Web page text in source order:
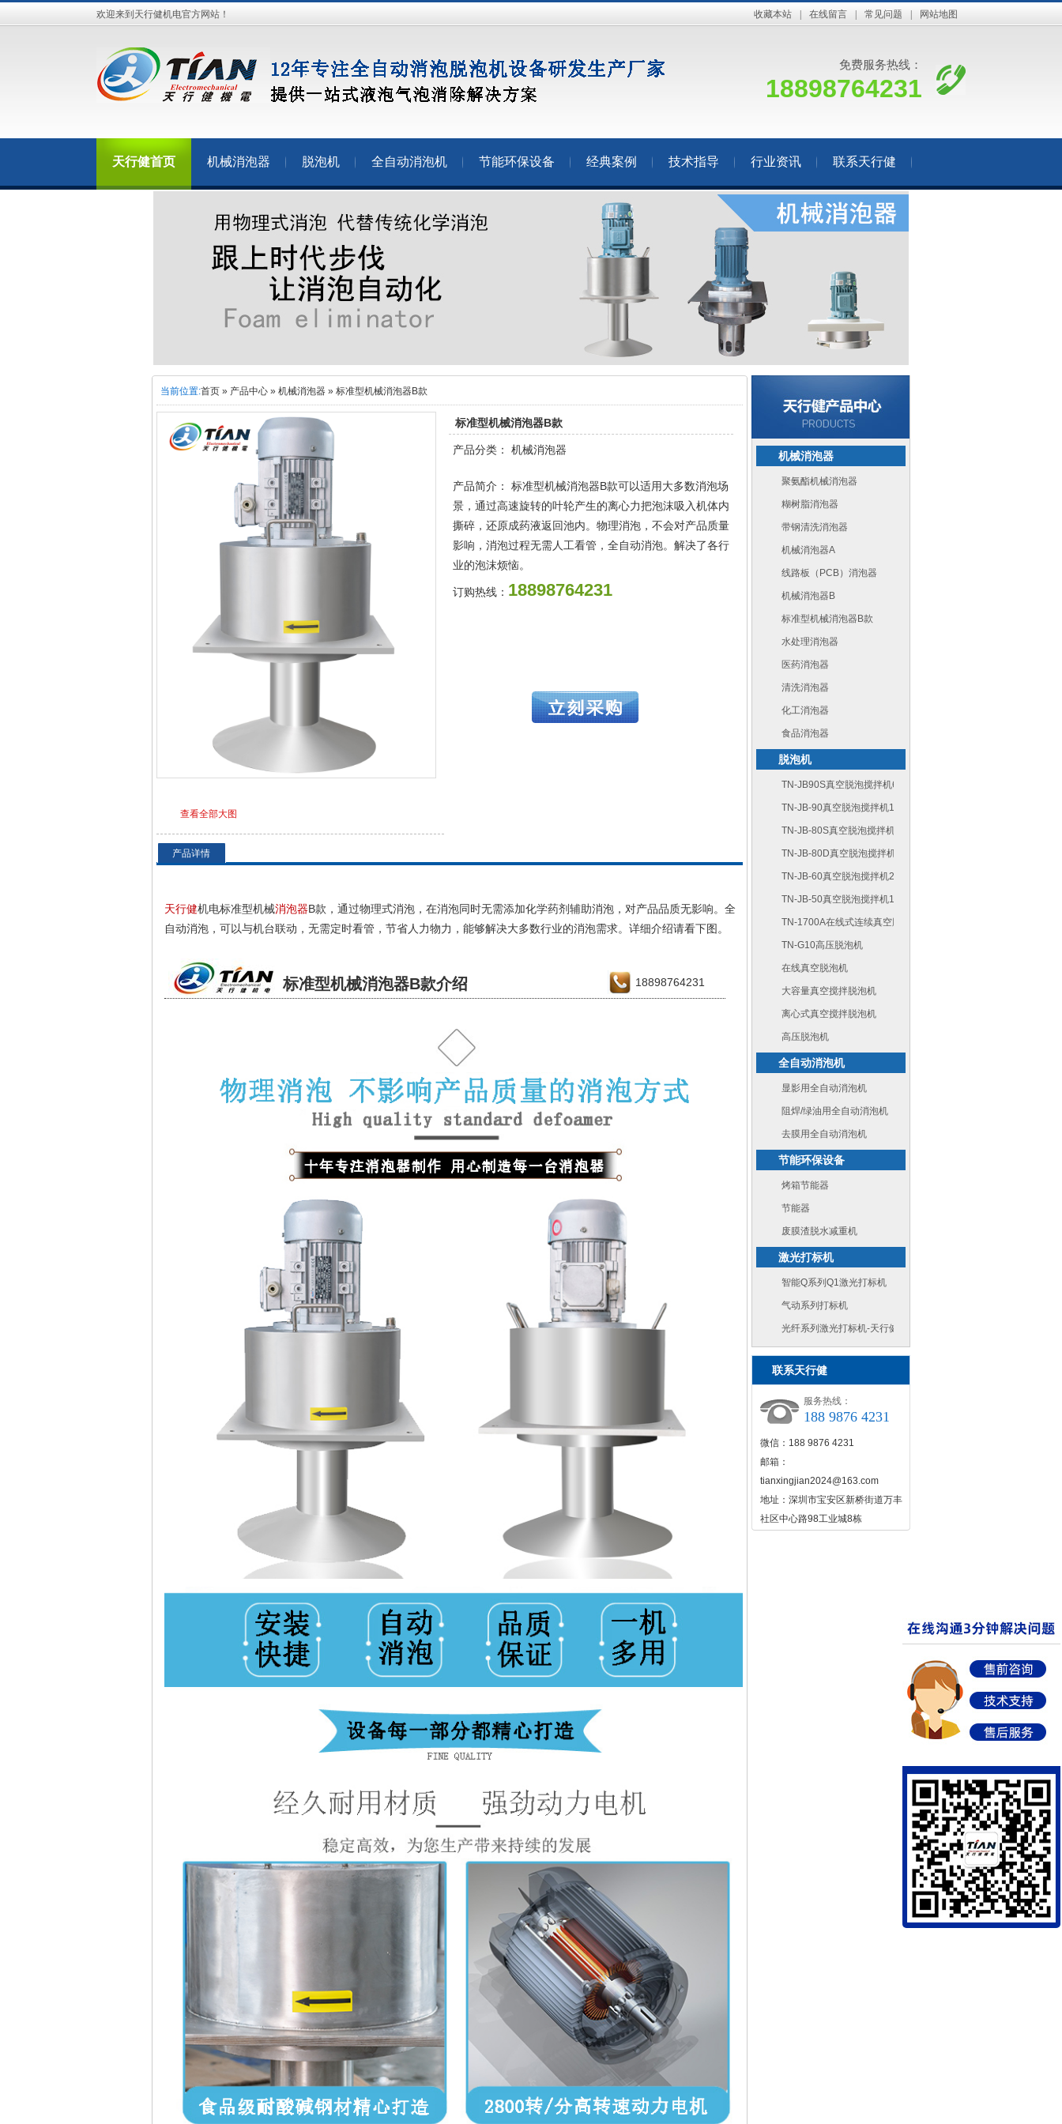
收藏本站 在线留言 常见问题 网站地图
欢迎来到天行健机电官方网站！
免费服务热线：
18898764231
天行健首页 机械消泡器 脱泡机 全自动消泡机 节能环保设备 经典案例 技术指导 行业资讯 联系天行健
当前位置:首页 » 产品中心 » 机械消泡器 » 标准型机械消泡器B款
查看全部大图
标准型机械消泡器B款
产品分类： 机械消泡器
产品简介： 标准型机械消泡器B款可以适用大多数消泡场
景，通过高速旋转的叶轮产生的离心力把泡沫吸入机体内
撕碎，还原成药液返回池内。物理消泡，不会对产品质量
影响，消泡过程无需人工看管，全自动消泡。解决了各行
业的泡沫烦恼。
订购热线： 18898764231
产品详情
天行健机电标准型机械消泡器B款，通过物理式消泡，在消泡同时无需添加化学药剂辅助消泡，对产品品质无影响。全
自动消泡，可以与机台联动，无需定时看管，节省人力物力，能够解决大多数行业的消泡需求。详细介绍请看下图。
标准型机械消泡器B款介绍 18898764231
机械消泡器
聚氨酯机械消泡器
糊树脂消泡器
带钢清洗消泡器
机械消泡器A
线路板（PCB）消泡器
机械消泡器B
标准型机械消泡器B款
水处理消泡器
医药消泡器
清洗消泡器
化工消泡器
食品消泡器
脱泡机
TN-JB90S真空脱泡搅拌机6L双动力
TN-JB-90真空脱泡搅拌机10L单动力
TN-JB-80S真空脱泡搅拌机6L双动力
TN-JB-80D真空脱泡搅拌机6L单动力
TN-JB-60真空脱泡搅拌机2L
TN-JB-50真空脱泡搅拌机1L
TN-1700A在线式连续真空脱泡机
TN-G10高压脱泡机
在线真空脱泡机
大容量真空搅拌脱泡机
离心式真空搅拌脱泡机
高压脱泡机
全自动消泡机
显影用全自动消泡机
阻焊/绿油用全自动消泡机
去膜用全自动消泡机
节能环保设备
烤箱节能器
节能器
废膜渣脱水减重机
激光打标机
智能Q系列Q1激光打标机
气动系列打标机
光纤系列激光打标机-天行健机电设备
联系天行健
服务热线：
188 9876 4231
微信：188 9876 4231
邮箱：
tianxingjian2024@163.com
地址：深圳市宝安区新桥街道万丰
社区中心路98工业城8栋